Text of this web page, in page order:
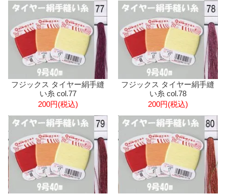
フジックス タイヤー絹手縫
い糸 col.77
200円(税込)
フジックス タイヤー絹手縫
い糸 col.78
200円(税込)